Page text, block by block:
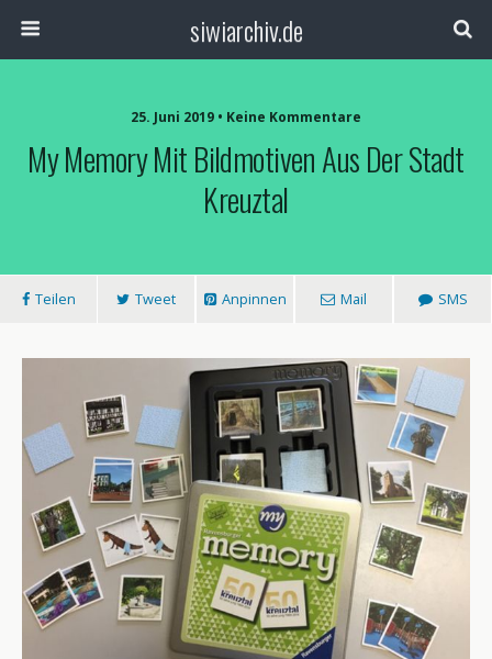
siwiarchiv.de
25. Juni 2019 • Keine Kommentare
My Memory Mit Bildmotiven Aus Der Stadt
Kreuztal
Teilen Tweet Anpinnen Mail SMS